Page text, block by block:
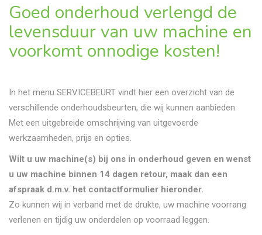
Goed onderhoud verlengd de
levensduur van uw machine en
voorkomt onnodige kosten!
In het menu SERVICEBEURT vindt hier een overzicht van de
verschillende onderhoudsbeurten, die wij kunnen aanbieden.
Met een uitgebreide omschrijving van uitgevoerde
werkzaamheden, prijs en opties.
Wilt u uw machine(s) bij ons in onderhoud geven en wenst
u uw machine binnen 14 dagen retour, maak dan een
afspraak d.m.v. het contactformulier hieronder.
Zo kunnen wij in verband met de drukte, uw machine voorrang
verlenen en tijdig uw onderdelen op voorraad leggen.